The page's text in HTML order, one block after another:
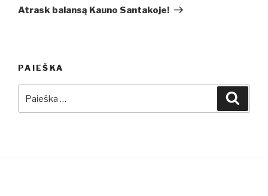
įrašas
Atrask balansą Kauno Santakoje!
PAIEŠKA